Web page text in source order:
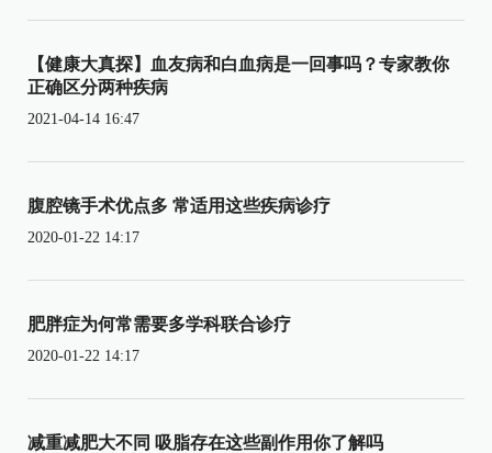
【健康大真探】血友病和白血病是一回事吗？专家教你
正确区分两种疾病
2021-04-14 16:47
腹腔镜手术优点多 常适用这些疾病诊疗
2020-01-22 14:17
肥胖症为何常需要多学科联合诊疗
2020-01-22 14:17
减重减肥大不同 吸脂存在这些副作用你了解吗